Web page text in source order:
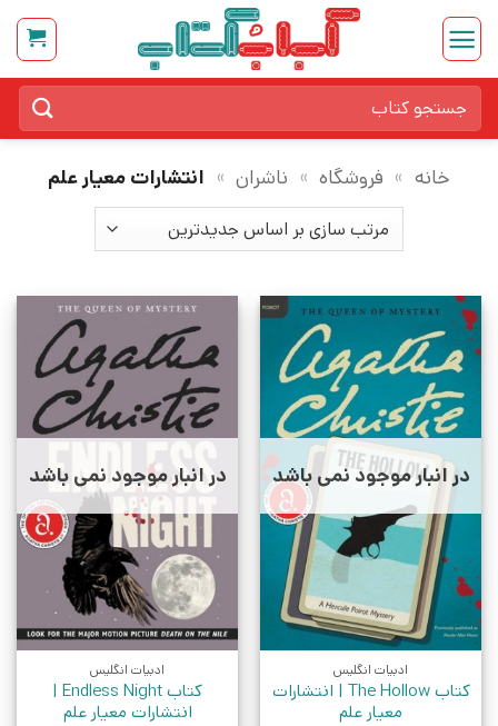
Skip
content
برای:
خانه » فروشگاه » ناشران » انتشارات معیار علم
در انبار موجود نمی باشد
ادبیات انگلیس
کتاب The Hollow | انتشارات
معیار علم
در انبار موجود نمی باشد
ادبیات انگلیس
کتاب Endless Night |
انتشارات معیار علم